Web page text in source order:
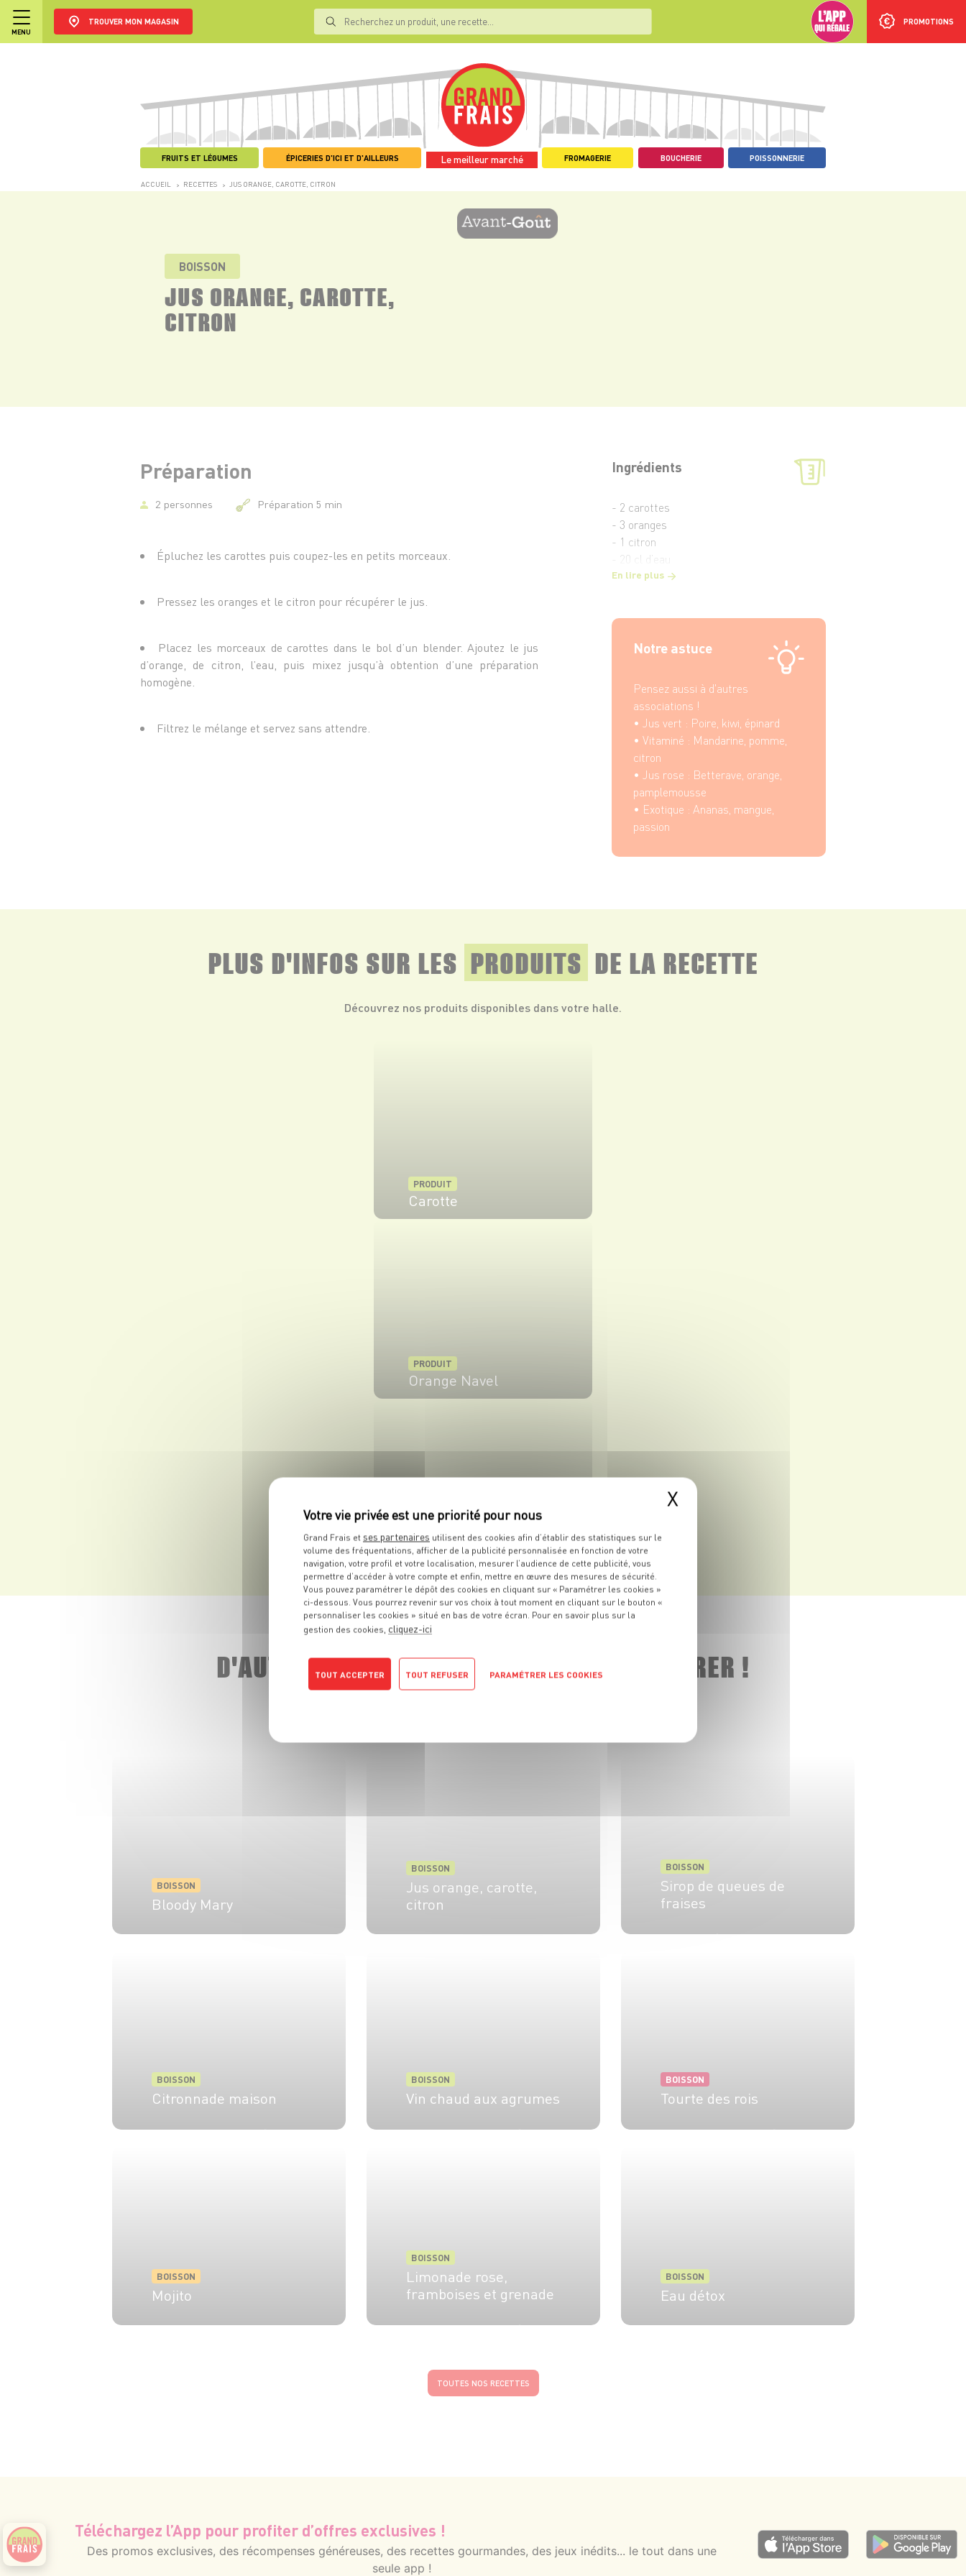
MENU
TROUVER MON MAGASIN PROMOTIONS
FRUITS ET LÉGUMES ÉPICERIES D'ICI ET D'AILLEURS Le meilleur marché FROMAGERIE BOUCHERIE POISSONNERIE
ACCUEIL > RECETTES > JUS ORANGE, CAROTTE, CITRON
BOISSON
JUS ORANGE, CAROTTE,
CITRON
Ingrédients
- 2 carottes
- 3 oranges
- 1 citron
- 20 cl d’eau
En lire plus
Notre astuce
Pensez aussi à d'autres
associations !
• Jus vert : Poire, kiwi, épinard
• Vitaminé : Mandarine, pomme,
citron
• Jus rose : Betterave, orange,
pamplemousse
• Exotique : Ananas, mangue,
passion
Préparation
2 personnes Préparation 5 min
Épluchez les carottes puis coupez-les en petits morceaux.
Pressez les oranges et le citron pour récupérer le jus.
Placez les morceaux de carottes dans le bol d’un blender. Ajoutez le jus
d’orange, de citron, l’eau, puis mixez jusqu’à obtention d’une préparation
homogène.
Filtrez le mélange et servez sans attendre.
PLUS D'INFOS SUR LES PRODUITS DE LA RECETTE
Découvrez nos produits disponibles dans votre halle.
PRODUIT
Carotte
PRODUIT
Orange Navel
PRODUIT
Citron
VOIR LE PRODUIT
D'AUTRESRECETTESQUEVOUS ALLEZ ADORER !
BOISSON
Bloody Mary
BOISSON
Jus orange, carotte,
citron
BOISSON
Sirop de queues de
fraises
BOISSON
Citronnade maison
BOISSON
Vin chaud aux agrumes
BOISSON
Tourte des rois
BOISSON
Mojito
BOISSON
Limonade rose,
framboises et grenade
BOISSON
Eau détox
TOUTES NOS RECETTES
Téléchargez l’App pour profiter d’offres exclusives !
Des promos exclusives, des récompenses généreuses, des recettes gourmandes, des jeux inédits... le tout dans une
seule app !
X
Grand Frais et ses partenaires utilisent des cookies afin d’établir des statistiques sur le
volume des fréquentations, afficher de la publicité personnalisée en fonction de votre
navigation, votre profil et votre localisation, mesurer l’audience de cette publicité, vous
permettre d’accéder à votre compte et enfin, mettre en œuvre des mesures de sécurité.
Vous pouvez paramétrer le dépôt des cookies en cliquant sur « Paramétrer les cookies »
ci-dessous. Vous pourrez revenir sur vos choix à tout moment en cliquant sur le bouton «
personnaliser les cookies » situé en bas de votre écran. Pour en savoir plus sur la
gestion des cookies, cliquez-ici
TOUT ACCEPTER TOUT REFUSER PARAMÉTRER LES COOKIES